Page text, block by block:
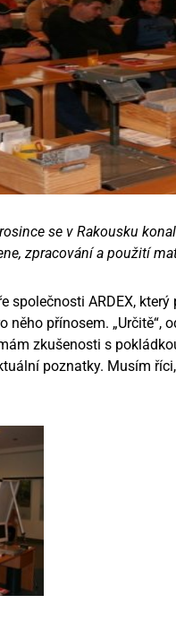
se v Rakousku
zpracování a použití
společnosti ARDEX,
něho přínosem.
zkušenosti s
poznatky. Musím